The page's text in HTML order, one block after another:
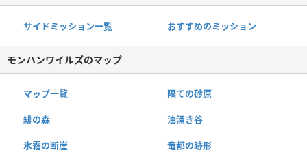
サイドミッション一覧 おすすめのミッション
モンハンワイルズのマップ
マップ一覧 隔ての砂原
緋の森 油涌き谷
氷霧の断崖 竜都の跡形